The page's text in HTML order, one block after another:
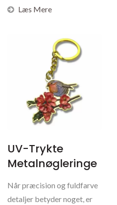
Læs Mere
UV-Trykte
Metalnøgleringe
Når præcision og fuldfarve
detaljer betyder noget, er